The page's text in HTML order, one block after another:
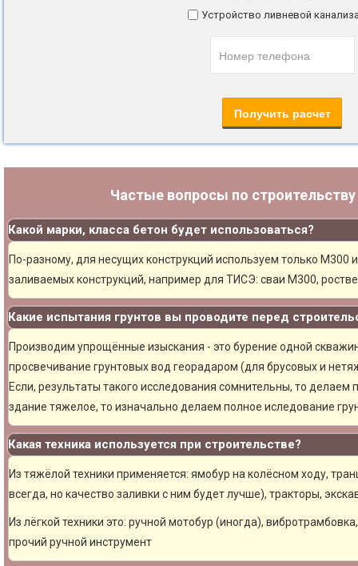
Устройство ливневой
Частые вопросы по
Какой марки, класса бетон будет использоваться?
По-разному, для несущих конструкций используем только М300
заливаемых конструкций, например для ТИСЭ: сваи М300,
Какие испытания грунтов вы проводите перед
Производим упрощённые изыскания - это бурение одной
просвечивание грунтовых вод георадаром (для брусовых и
Если, результаты такого исследования сомнительны, то
здание тяжелое, то изначально делаем полное иследование
Какая техника используется при строительстве?
Из тяжёлой техники применяется: ямобур на колёсном ходу,
всегда, но качество заливки с ним будет лучше), тракторы,
Из лёгкой техники это: ручной мотобур (иногда),
прочий ручной инструмент